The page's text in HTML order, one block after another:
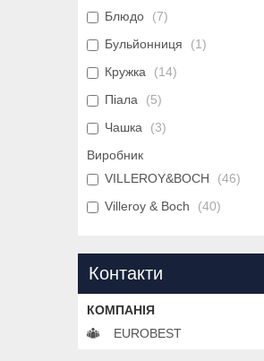
Блюдо
7
Бульйонниця
1
Кружка
14
Піала
5
Чашка
3
Виробник
VILLEROY&BOCH
46
Villeroy & Boch
40
Контакти
EUROBEST